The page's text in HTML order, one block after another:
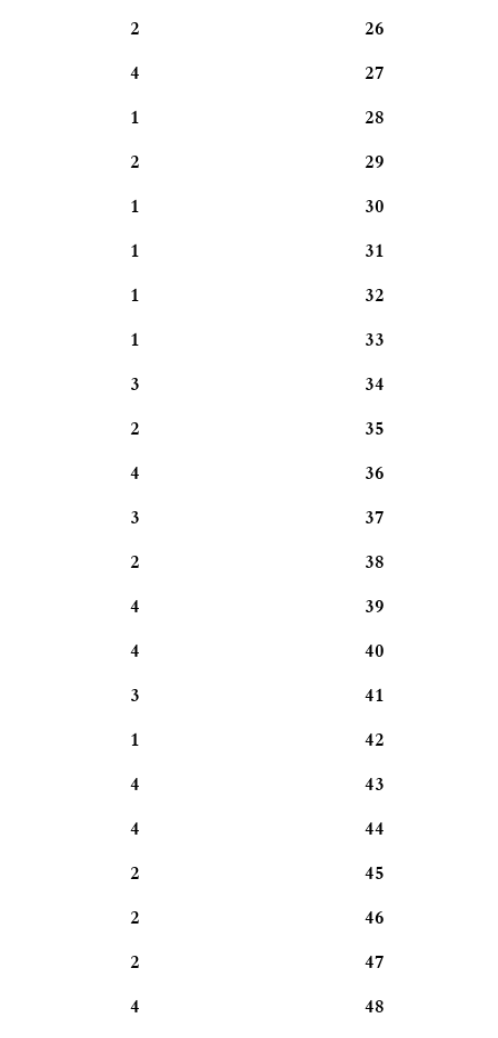
26
2
27
4
28
1
29
2
30
1
31
1
32
1
33
1
34
3
35
2
36
4
37
3
38
2
39
4
40
4
41
3
42
1
43
4
44
4
45
2
46
2
47
2
48
4